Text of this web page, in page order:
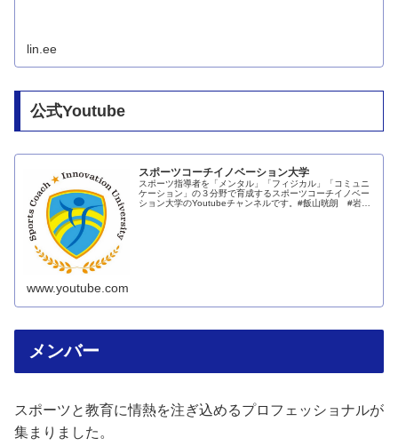
lin.ee
公式Youtube
スポーツコーチイノベーション大学
スポーツ指導者を「メンタル」「フィジカル」「コミュニ
ケーション」の３分野で育成するスポーツコーチイノベー
ション大学のYoutubeチャンネルです。#飯山晄朗 #岩﨑
www.youtube.com
メンバー
スポーツと教育に情熱を注ぎ込めるプロフェッショナルが
集まりました。